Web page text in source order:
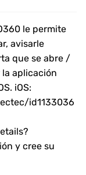
le permite
avisarle
que se abre /
la aplicación
iOS:
id1133036
y cree su